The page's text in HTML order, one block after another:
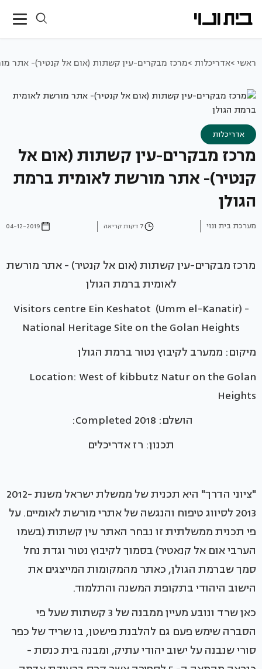
ראשי >אדריכלות >מרכז מבקרים-עין קשתות (אום אל קנטיר)- אתר
אדריכלות
מרכז מבקרים-עין קשתות (אום אל
קנטיר)- אתר מורשת לאומית ברמת
הגולן
מערכת בית ונוי 7 דקות קריאה 04-12-2019
מרכז מבקרים-עין קשתות (אום אל קנטיר) - אתר מורשת
לאומית ברמת הגולן
Visitors centre Ein Keshatot (Umm el-Kanatir) -
National Heritage Site on the Golan Heights
מיקום: ממערב לקיבוץ נטור ברמת הגולן
Location: West of kibbutz Natur on the Golan
Heights
הושלם: 2018 Completed:
תכנון: רז אדריכלים
"ציוני הדרך" היא תכנית של ממשלת ישראל משנת 2012-
2013 לסיווג טיפוח והנגשה של אתרי מורשת לאומיים. על
פי תכנית ממשלתית זו נבחר האתר עין קשתות (בשמו
הערבי אום אל קנאטיר) בסמוך לקיבוץ נטור וגדת נחל
סמך שברמת הגולן, כאתר מהמקומות המייצגים את
הישוב היהודי בתקופת המשנה והתלמוד.
כאן שרד ונובע מעיין ממבנה של 3 קשתות שעל פי
הסברה שימש פעם גם להלבנת פישטן, בו שריד של כפר
סורי שנבנה על ישוב יהודי עתיק, ומבנה בית כנסת -